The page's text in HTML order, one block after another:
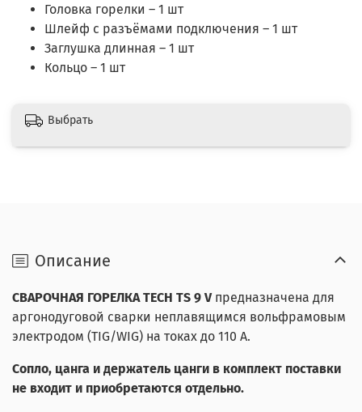
Головка горелки – 1 шт
Шлейф с разъёмами подключения – 1 шт
Заглушка длинная – 1 шт
Кольцо – 1 шт
Выбрать
Описание
СВАРОЧНАЯ ГОРЕЛКА TECH TS 9 Vпредназначена для
аргонодуговой сварки неплавящимся вольфрамовым
электродом (TIG/WIG) на токах до 110 А.
Сопло, цанга и держатель цанги в комплект поставки
не входит и приобретаются отдельно.